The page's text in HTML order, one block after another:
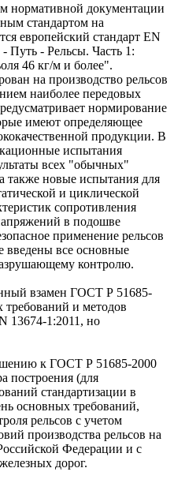
нормативной документации
стандартом на
европейский стандарт EN
Путь - Рельсы. Часть 1:
46 кг/м и более".
на производство рельсов
наиболее передовых
нормирование
имеют определяющее
продукции. В
испытания
всех "обычных"
также новые испытания для
и циклической
сопротивления
в подошве
применение рельсов
введены все основные
контролю.
взамен ГОСТ Р 51685-
требований и методов
13674-1:2011, но
к ГОСТ Р 51685-2000
построения (для
стандартизации в
основных требований,
рельсов с учетом
производства рельсов на
Федерации и с
дорог.